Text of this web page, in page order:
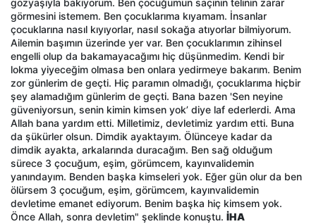
gözyaşıyla bakıyorum. Ben çocuğumun saçının telinin zarar
görmesini istemem. Ben çocuklarıma kıyamam. İnsanlar
çocuklarına nasıl kıyıyorlar, nasıl sokağa atıyorlar bilmiyorum.
Ailemin başımın üzerinde yer var. Ben çocuklarımın zihinsel
engelli olup da bakamayacağımı hiç düşünmedim. Kendi bir
lokma yiyeceğim olmasa ben onlara yedirmeye bakarım. Benim
zor günlerim de geçti. Hiç paramın olmadığı, çocuklarıma hiçbir
şey alamadığım günlerim de geçti. Bana bazen 'Sen neyine
güveniyorsun, senin kimin kimsen yok’ diye laf ederlerdi. Ama
Allah bana yardım etti. Milletimiz, devletimiz yardım etti. Buna
da şükürler olsun. Dimdik ayaktayım. Ölünceye kadar da
dimdik ayakta, arkalarında duracağım. Ben sağ olduğum
sürece 3 çocuğum, eşim, görümcem, kayınvalidemin
yanındayım. Benden başka kimseleri yok. Eğer gün olur da ben
ölürsem 3 çocuğum, eşim, görümcem, kayınvalidemin
devletime emanet ediyorum. Benim başka hiç kimsem yok.
Önce Allah, sonra devletim" şeklinde konuştu. İHA